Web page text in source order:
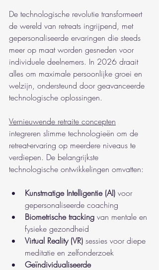
De technologische revolutie transformeert
de wereld van retreats ingrijpend, met
gepersonaliseerde ervaringen die steeds
meer op maat worden gesneden voor
individuele deelnemers. In 2026 draait
alles om maximale persoonlijke groei en
welzijn, ondersteund door geavanceerde
technologische oplossingen.
Vernieuwende retraite concepten
integreren slimme technologieën om de
retreat-ervaring op meerdere niveaus te
verdiepen. De belangrijkste
technologische ontwikkelingen omvatten:
Kunstmatige Intelligentie (AI) voor
gepersonaliseerde coaching
Biometrische tracking van mentale en
fysieke gezondheid
Virtual Reality (VR) sessies voor diepe
meditatie en zelfonderzoek
Geïndividualiseerde